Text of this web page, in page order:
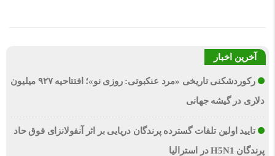
آخرین اخبار
رکوردشکنی تاریخی «مرد عنکبوتی: روزی نو»؛ افتتاحیه ۹۲۷ میلیون
دلاری در گیشه جهانی
تایید اولین تلفات گسترده پرندگان دریایی بر اثر آنفولانزای فوق حاد
پرندگان H5N1 در استرالیا